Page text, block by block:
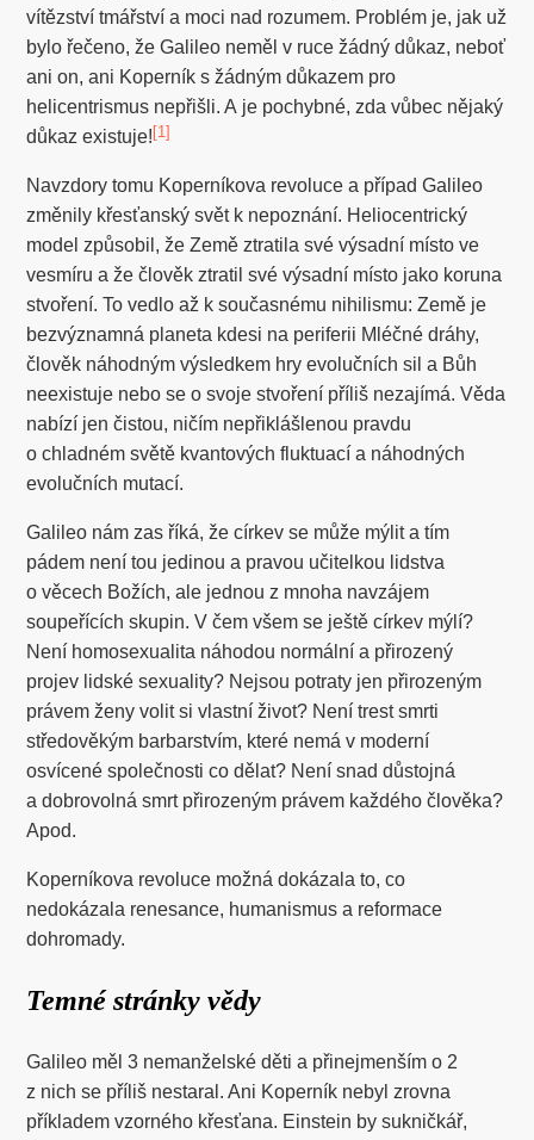
vítězství tmářství a moci nad rozumem. Problém je, jak už
bylo řečeno, že Galileo neměl v ruce žádný důkaz, neboť
ani on, ani Koperník s žádným důkazem pro
helicentrismus nepřišli. A je pochybné, zda vůbec nějaký
důkaz existuje! [1]
Navzdory tomu Koperníkova revoluce a případ Galileo
změnily křesťanský svět k nepoznání. Heliocentrický
model způsobil, že Země ztratila své výsadní místo ve
vesmíru a že člověk ztratil své výsadní místo jako koruna
stvoření. To vedlo až k současnému nihilismu: Země je
bezvýznamná planeta kdesi na periferii Mléčné dráhy,
člověk náhodným výsledkem hry evolučních sil a Bůh
neexistuje nebo se o svoje stvoření příliš nezajímá. Věda
nabízí jen čistou, ničím nepřiklášlenou pravdu
o chladném světě kvantových fluktuací a náhodných
evolučních mutací.
Galileo nám zas říká, že církev se může mýlit a tím
pádem není tou jedinou a pravou učitelkou lidstva
o věcech Božích, ale jednou z mnoha navzájem
soupeřících skupin. V čem všem se ještě církev mýlí?
Není homosexualita náhodou normální a přirozený
projev lidské sexuality? Nejsou potraty jen přirozeným
právem ženy volit si vlastní život? Není trest smrti
středověkým barbarstvím, které nemá v moderní
osvícené společnosti co dělat? Není snad důstojná
a dobrovolná smrt přirozeným právem každého člověka?
Apod.
Koperníkova revoluce možná dokázala to, co
nedokázala renesance, humanismus a reformace
dohromady.
Temné stránky vědy
Galileo měl 3 nemanželské děti a přinejmenším o 2
z nich se příliš nestaral. Ani Koperník nebyl zrovna
příkladem vzorného křesťana. Einstein by sukničkář,